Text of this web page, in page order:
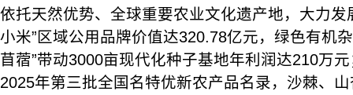
依托天然优势、全球重要农业文化遗产地，大力发
小米”区域公用品牌价值达320.78亿元，绿色有机
苜蓿”带动3000亩现代化种子基地年利润达210万
2025年第三批全国名特优新农产品名录，沙棘、